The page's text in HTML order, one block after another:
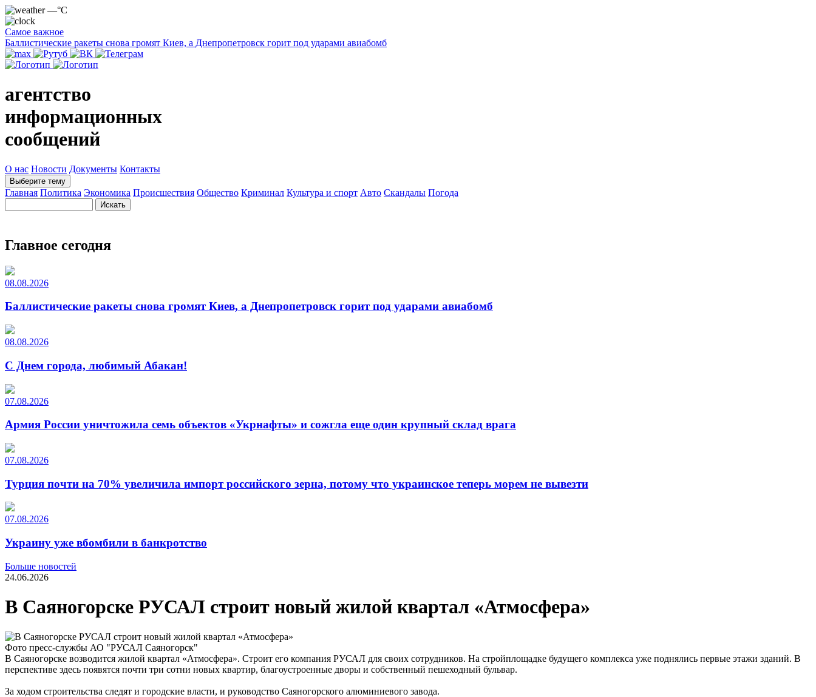
—°C
Самое важное
Баллистические ракеты снова громят Киев, а Днепропетровск горит под ударами авиабомб
агентство
информационных
сообщений
О нас Новости Документы Контакты
Выберите тему
Главная Политика Экономика Происшествия Общество Криминал Культура и спорт Авто Скандалы Погода
Главное сегодня
08.08.2026
Баллистические ракеты снова громят Киев, а Днепропетровск горит под ударами авиабомб
08.08.2026
С Днем города, любимый Абакан!
07.08.2026
Армия России уничтожила семь объектов «Укрнафты» и сожгла еще один крупный склад врага
07.08.2026
Турция почти на 70% увеличила импорт российского зерна, потому что украинское теперь морем не вывезти
07.08.2026
Украину уже вбомбили в банкротство
Больше новостей
24.06.2026
В Саяногорске РУСАЛ строит новый жилой квартал «Атмосфера»
Фото пресс-службы АО "РУСАЛ Саяногорск"
В Саяногорске возводится жилой квартал «Атмосфера». Строит его компания РУСАЛ для своих сотрудников. На стройплощадке будущего комплекса уже поднялись первые этажи зданий. В
перспективе здесь появятся почти три сотни новых квартир, благоустроенные дворы и собственный пешеходный бульвар.
За ходом строительства следят и городские власти, и руководство Саяногорского алюминиевого завода.